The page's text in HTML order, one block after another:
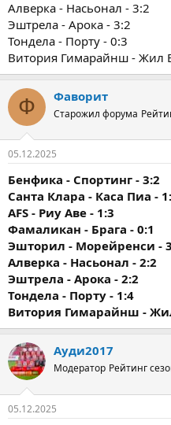
Алверка - Насьонал - 3:2
Эштрела - Арока - 3:2
Тондела - Порту - 0:3
Витория Гимарайнш - Жил
Ф Фаворит
Старожил форума
05.12.2025
Бенфика - Спортинг - 3:2
Санта Клара - Каса Пиа -
AFS - Риу Аве - 1:3
Фамаликан - Брага - 0:1
Эшторил - Морейренси -
Алверка - Насьонал - 2:2
Эштрела - Арока - 2:2
Тондела - Порту - 1:4
Витория Гимарайнш -
Ауди2017
Модератор Рейтинг
05.12.2025